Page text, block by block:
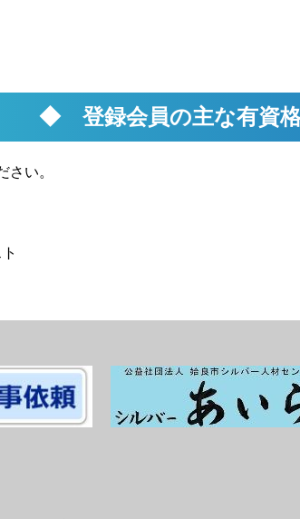
◆ 登録会員の主な有資格
い。